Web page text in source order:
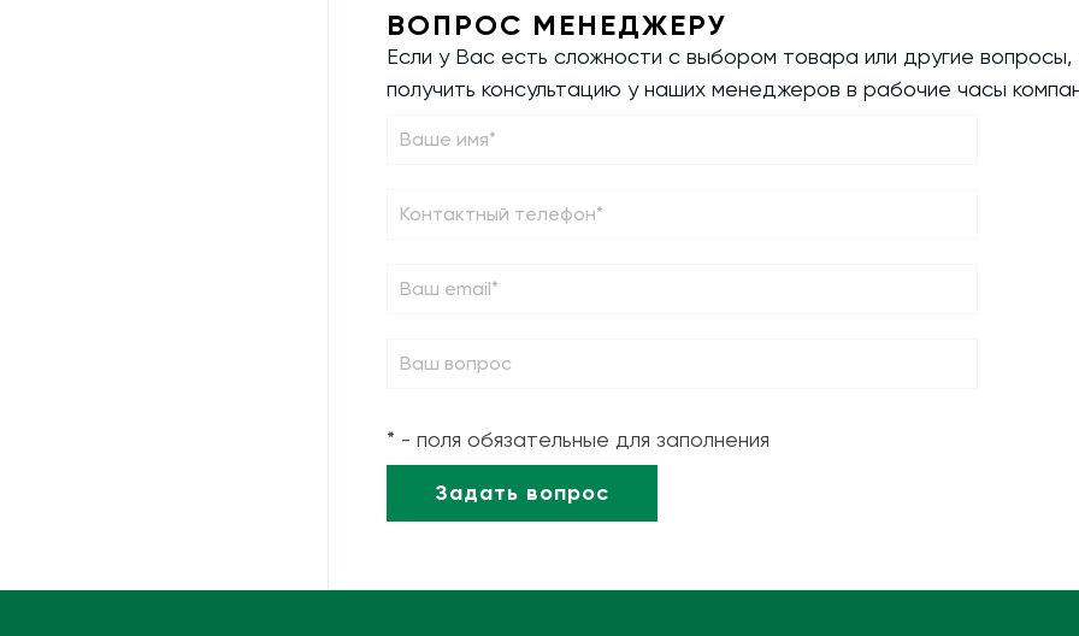
ВОПРОС МЕНЕДЖЕРУ
Если у Вас есть сложности с выбором товара или другие
получить консультацию у наших менеджеров в рабочие часы
* - поля обязательные для заполнения